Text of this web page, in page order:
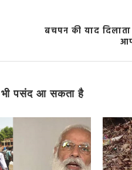
बचपन की याद
पसंद आ सकता है